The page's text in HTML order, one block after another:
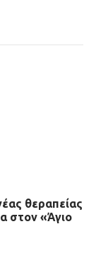
θεραπείας
στον «Άγιο